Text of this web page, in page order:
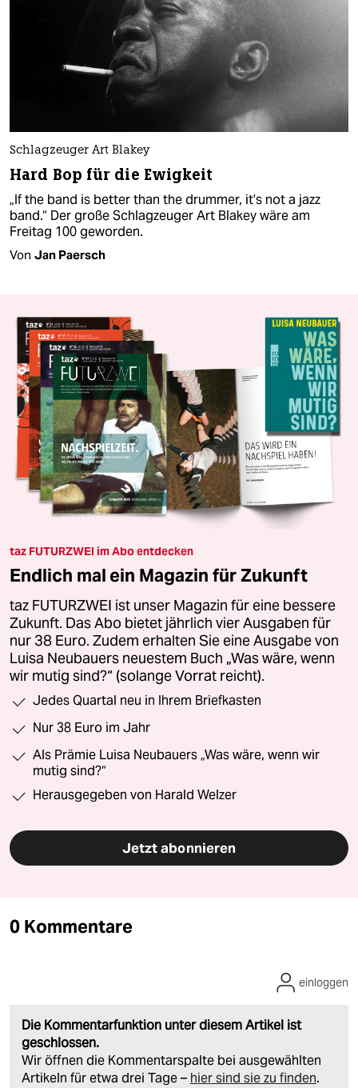
Schlagzeuger Art Blakey
Hard Bop für die Ewigkeit
„If the band is better than the drummer, it’s not a jazz
band.“ Der große Schlagzeuger Art Blakey wäre am
Freitag 100 geworden.
Von Jan Paersch
taz FUTURZWEI im Abo entdecken
Endlich mal ein Magazin für Zukunft
taz FUTURZWEI ist unser Magazin für eine bessere
Zukunft. Das Abo bietet jährlich vier Ausgaben für
nur 38 Euro. Zudem erhalten Sie eine Ausgabe von
Luisa Neubauers neuestem Buch „Was wäre, wenn
wir mutig sind?“ (solange Vorrat reicht).
Jedes Quartal neu in Ihrem Briefkasten
Nur 38 Euro im Jahr
Als Prämie Luisa Neubauers „Was wäre, wenn wir
mutig sind?“
Herausgegeben von Harald Welzer
Jetzt abonnieren
0 Kommentare
Die Kommentarfunktion unter diesem Artikel ist
geschlossen.
Wir öffnen die Kommentarspalte bei ausgewählten
Artikeln für etwa drei Tage – hier sind sie zu finden.
einloggen